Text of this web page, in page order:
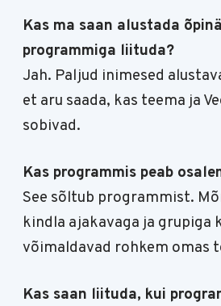
Kas ma saan alustada
programmiga liituda?
Jah. Paljud inimesed
et aru saada, kas teema ja
sobivad.
Kas programmis peab
See sõltub programmist.
kindla ajakavaga ja grupiga
võimaldavad rohkem omas
Kas saan liituda, kui